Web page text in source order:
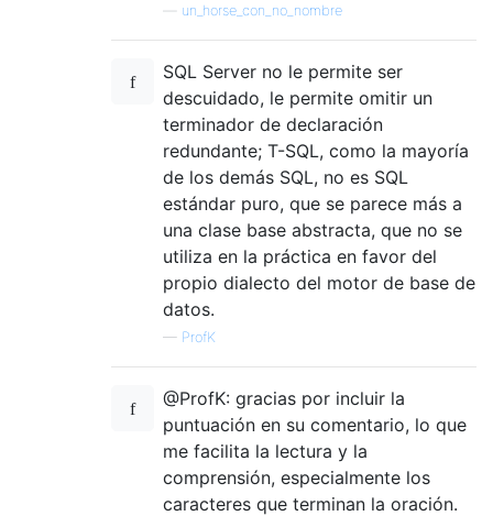
un_horse_con_no_nombre
SQL Server no le permite ser
descuidado, le permite omitir un
terminador de declaración
redundante; T-SQL, como la mayoría
de los demás SQL, no es SQL
estándar puro, que se parece más a
una clase base abstracta, que no se
utiliza en la práctica en favor del
propio dialecto del motor de base de
datos.
— ProfK
@ProfK: gracias por incluir la
puntuación en su comentario, lo que
me facilita la lectura y la
comprensión, especialmente los
caracteres que terminan la oración.